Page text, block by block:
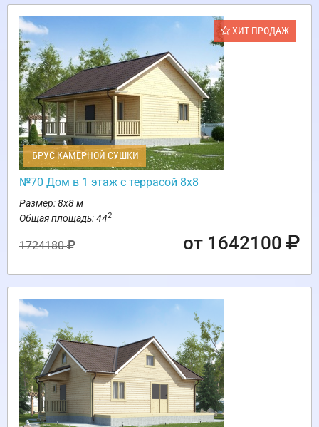
ХИТ ПРОДАЖ
БРУС КАМЕРНОЙ СУШКИ
№70 Дом в 1 этаж с террасой 8х8
Размер: 8х8 м
Общая площадь: 442
1724180 от 1642100